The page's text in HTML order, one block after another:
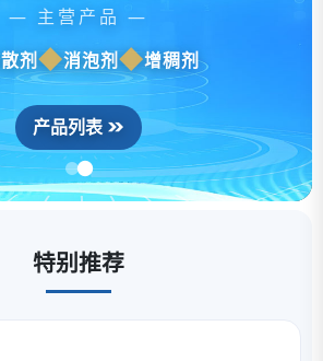
晗泰化工有限公司
质，不辜负每一份选择
了解更多
— 主营产品 —
剂
消泡剂 增稠剂
产品列表
特别推荐